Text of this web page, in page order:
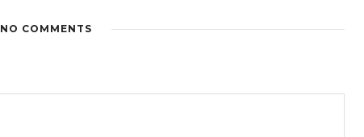
NO COMMENTS